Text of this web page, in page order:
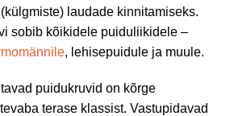
laudade kinnitamiseks.
sobib kõikidele puiduliikidele –
, lehisepuidule ja muule.
puidukruvid on kõrge
terase klassist. Vastupidavad